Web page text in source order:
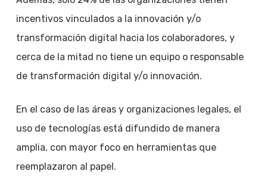
incentivos vinculados a la innovación y/o
transformación digital hacia los colaboradores, y
cerca de la mitad no tiene un equipo o responsable
de transformación digital y/o innovación.
En el caso de las áreas y organizaciones legales, el
uso de tecnologías está difundido de manera
amplia, con mayor foco en herramientas que
reemplazaron al papel.